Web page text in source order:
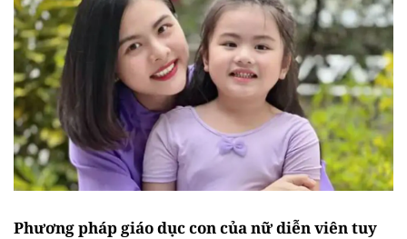
Phương pháp giáo dục con của nữ diễn viên tuy